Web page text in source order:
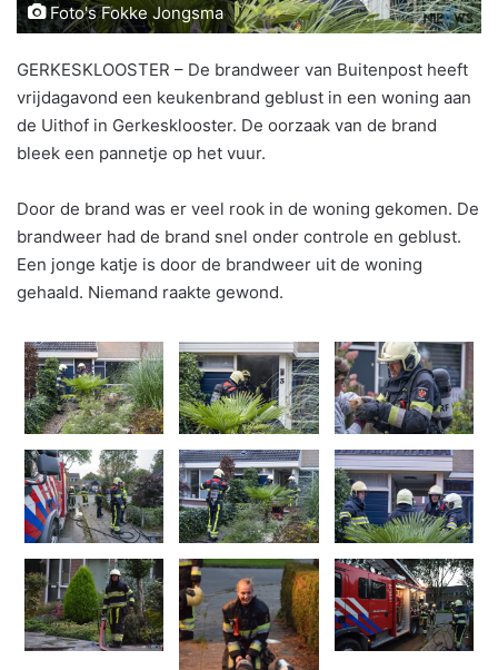
Foto's Fokke Jongsma
GERKESKLOOSTER – De brandweer van Buitenpost heeft
vrijdagavond een keukenbrand geblust in een woning aan
de Uithof in Gerkesklooster. De oorzaak van de brand
bleek een pannetje op het vuur.
Door de brand was er veel rook in de woning gekomen. De
brandweer had de brand snel onder controle en geblust.
Een jonge katje is door de brandweer uit de woning
gehaald. Niemand raakte gewond.